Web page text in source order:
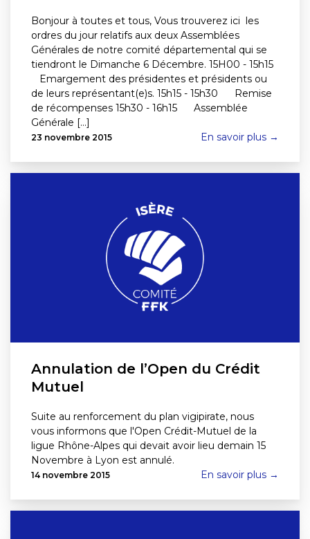
Bonjour à toutes et tous, Vous trouverez ici les
ordres du jour relatifs aux deux Assemblées
Générales de notre comité départemental qui se
tiendront le Dimanche 6 Décembre. 15H00 - 15h15
Emargement des présidentes et présidents ou
de leurs représentant(e)s. 15h15 - 15h30 Remise
de récompenses 15h30 - 16h15 Assemblée
Générale [...]
23 novembre 2015 En savoir plus →
Annulation de l’Open du Crédit
Mutuel
Suite au renforcement du plan vigipirate, nous
vous informons que l'Open Crédit-Mutuel de la
ligue Rhône-Alpes qui devait avoir lieu demain 15
Novembre à Lyon est annulé.
14 novembre 2015 En savoir plus →